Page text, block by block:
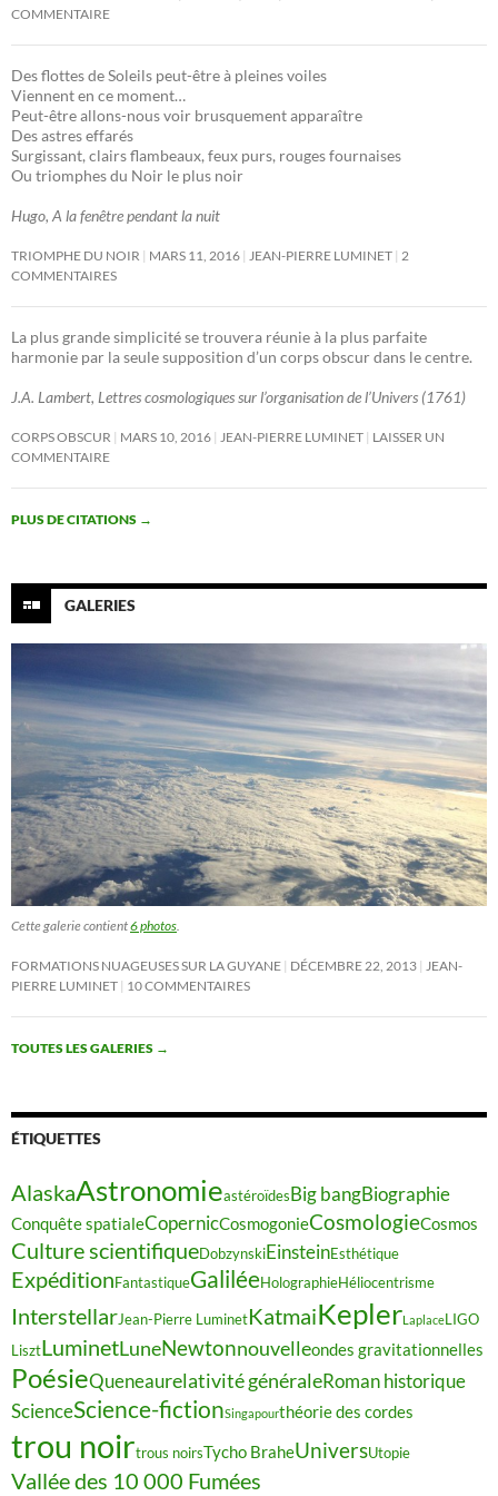
COMMENTAIRE
Des flottes de Soleils peut-être à pleines voiles
Viennent en ce moment…
Peut-être allons-nous voir brusquement apparaître
Des astres effarés
Surgissant, clairs flambeaux, feux purs, rouges fournaises
Ou triomphes du Noir le plus noir
Hugo, A la fenêtre pendant la nuit
TRIOMPHE DU NOIR MARS 11, 2016 JEAN-PIERRE LUMINET 2
COMMENTAIRES
La plus grande simplicité se trouvera réunie à la plus parfaite
harmonie par la seule supposition d’un corps obscur dans le centre.
J.A. Lambert, Lettres cosmologiques sur l’organisation de l’Univers (1761)
CORPS OBSCUR MARS 10, 2016 JEAN-PIERRE LUMINET LAISSER UN
COMMENTAIRE
PLUS DE CITATIONS →
GALERIES
Cette galerie contient6 photos.
FORMATIONS NUAGEUSES SUR LA GUYANE DÉCEMBRE 22, 2013 JEAN-
PIERRE LUMINET 10 COMMENTAIRES
TOUTES LES GALERIES →
ÉTIQUETTES
AlaskaAstronomieastéroïdes Big bangBiographie
Conquête spatialeCopernicCosmogonieCosmologieCosmos
Culture scientifiqueDobzynskiEinsteinEsthétique
ExpéditionFantastiqueGaliléeHolographieHéliocentrisme
InterstellarJean-Pierre LuminetKatmaiKeplerLaplaceLIGO
LisztLuminetLuneNewtonnouvelleondes gravitationnelles
PoésieQueneaurelativité généraleRoman historique
ScienceScience-fictionSingapourthéorie des cordes
trou noirtrous noirsTycho BraheUniversUtopie
Vallée des 10 000 Fumées